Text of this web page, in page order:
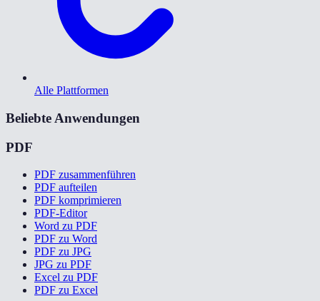
Alle Plattformen
Beliebte Anwendungen
PDF
PDF zusammenführen
PDF aufteilen
PDF komprimieren
PDF-Editor
Word zu PDF
PDF zu Word
PDF zu JPG
JPG zu PDF
Excel zu PDF
PDF zu Excel